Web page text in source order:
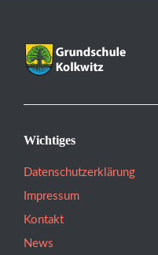
Wichtiges
Datenschutzerklärung
Impressum
Kontakt
News